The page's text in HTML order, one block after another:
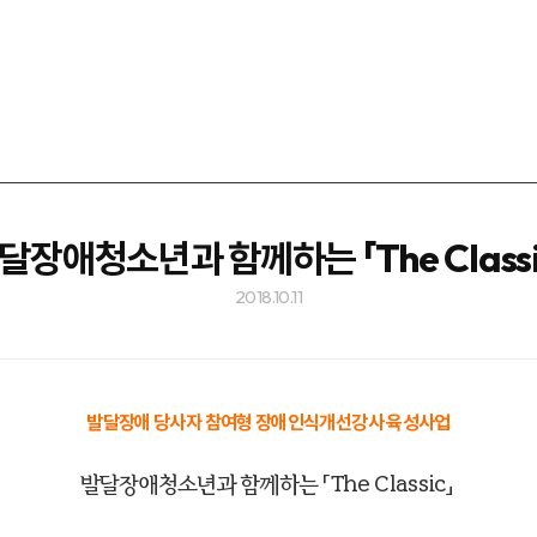
장애청소년과 함께하는 「The
2018.10.11
발달장애 당사자 참여형 장애인식개선강사 육성사업
발달장애청소년과 함께하는 「The Classic」